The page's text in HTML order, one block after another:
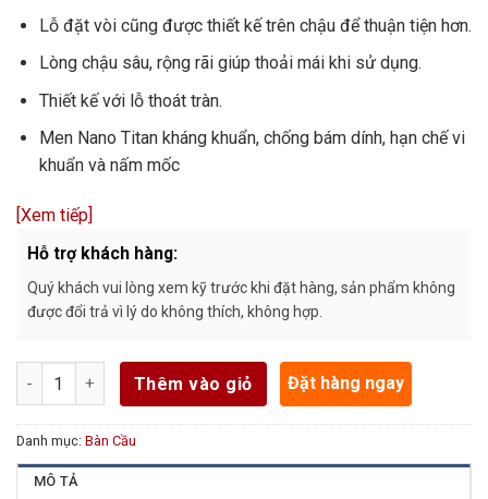
Lỗ đặt vòi cũng được thiết kế trên chậu để thuận tiện hơn.
Lòng chậu sâu, rộng rãi giúp thoải mái khi sử dụng.
Thiết kế với lỗ thoát tràn.
Men Nano Titan kháng khuẩn, chống bám dính, hạn chế vi
khuẩn và nấm mốc
[Xem tiếp]
Hỗ trợ khách hàng:
Quý khách vui lòng xem kỹ trước khi đặt hàng, sản phẩm không
được đổi trả vì lý do không thích, không hợp.
Số lượng Thêm vào giỏ Đặt hàng ngay
Danh mục: Bàn Cầu
MÔ TẢ